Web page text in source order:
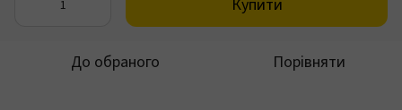
Купити
До обраного Порівняти